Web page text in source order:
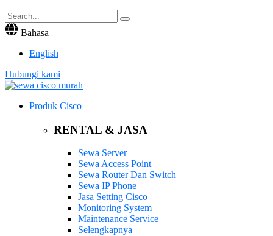
Bahasa
English
Hubungi kami
Produk Cisco
RENTAL & JASA
Sewa Server
Sewa Access Point
Sewa Router Dan Switch
Sewa IP Phone
Jasa Setting Cisco
Monitoring System
Maintenance Service
Selengkapnya